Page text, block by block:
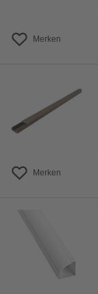
Merken
Merken